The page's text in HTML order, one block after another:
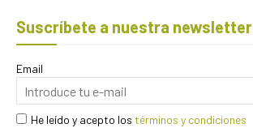
Suscríbete a nuestra newsletter
Email
He leído y acepto los términos y condiciones